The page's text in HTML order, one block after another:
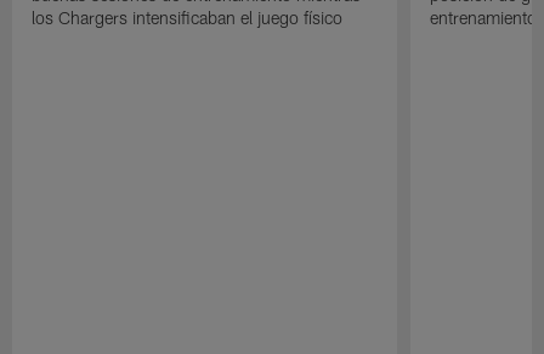
los Chargers intensificaban el juego físico
entrenamiento